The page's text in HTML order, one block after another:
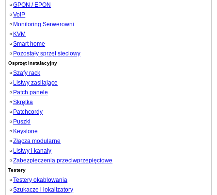
GPON / EPON
VoIP
Monitoring Serwerowni
KVM
Smart home
Pozostały sprzęt sieciowy
Osprzęt instalacyjny
Szafy rack
Listwy zasilające
Patch panele
Skrętka
Patchcordy
Puszki
Keystone
Złącza modularne
Listwy i kanały
Zabezpieczenia przeciwprzepięciowe
Testery
Testery okablowania
Szukacze i lokalizatory